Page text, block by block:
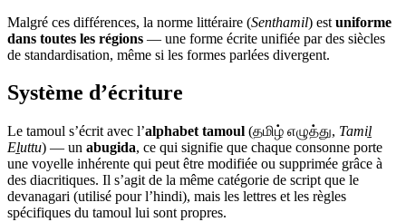
Malgré ces différences, la norme littéraire (Senthamil) est uniforme
dans toutes les régions — une forme écrite unifiée par des siècles
de standardisation, même si les formes parlées divergent.
Système d’écriture
Le tamoul s’écrit avec l’alphabet tamoul (தமிழ் எழுத்து, Tamiḻ
Eḻuttu) — un abugida, ce qui signifie que chaque consonne porte
une voyelle inhérente qui peut être modifiée ou supprimée grâce à
des diacritiques. Il s’agit de la même catégorie de script que le
devanagari (utilisé pour l’hindi), mais les lettres et les règles
spécifiques du tamoul lui sont propres.